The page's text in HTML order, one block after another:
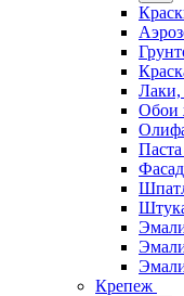
Лаки,
Обои
Крепеж